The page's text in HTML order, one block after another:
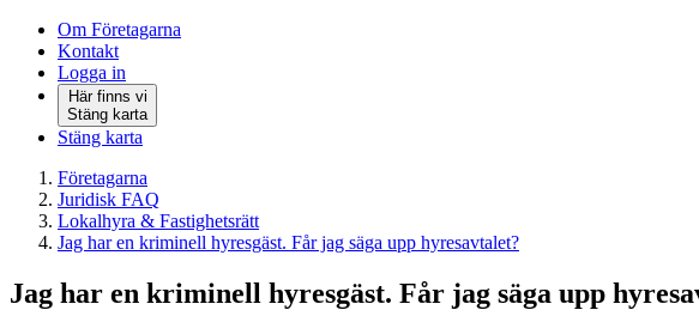
Om Företagarna
Kontakt
Logga in
Här finns vi
Stäng karta
Stäng karta
Företagarna
Juridisk FAQ
Lokalhyra & Fastighetsrätt
Jag har en kriminell hyresgäst. Får jag säga upp hyresavtalet?
Jag har en kriminell hyresgäst. Får jag säga upp